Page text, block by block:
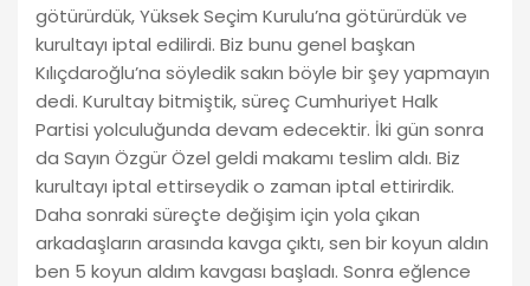
götürürdük, Yüksek Seçim Kurulu’na götürürdük ve
kurultayı iptal edilirdi. Biz bunu genel başkan
Kılıçdaroğlu’na söyledik sakın böyle bir şey yapmayın
dedi. Kurultay bitmiştik, süreç Cumhuriyet Halk
Partisi yolculuğunda devam edecektir. İki gün sonra
da Sayın Özgür Özel geldi makamı teslim aldı. Biz
kurultayı iptal ettirseydik o zaman iptal ettirirdik.
Daha sonraki süreçte değişim için yola çıkan
arkadaşların arasında kavga çıktı, sen bir koyun aldın
ben 5 koyun aldım kavgası başladı. Sonra eğlence